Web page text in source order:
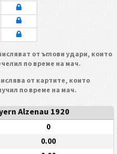
от ъглови удари, които
по време на мач.
от картите, които
по време на мач.
Alzenau 1920
0
0.00